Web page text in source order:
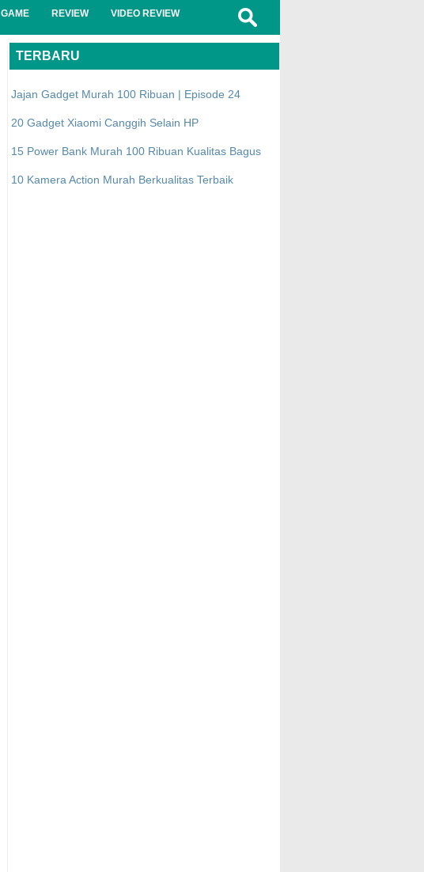
GAME REVIEW VIDEO REVIEW
TERBARU
Jajan Gadget Murah 100 Ribuan | Episode 24
20 Gadget Xiaomi Canggih Selain HP
15 Power Bank Murah 100 Ribuan Kualitas Bagus
10 Kamera Action Murah Berkualitas Terbaik